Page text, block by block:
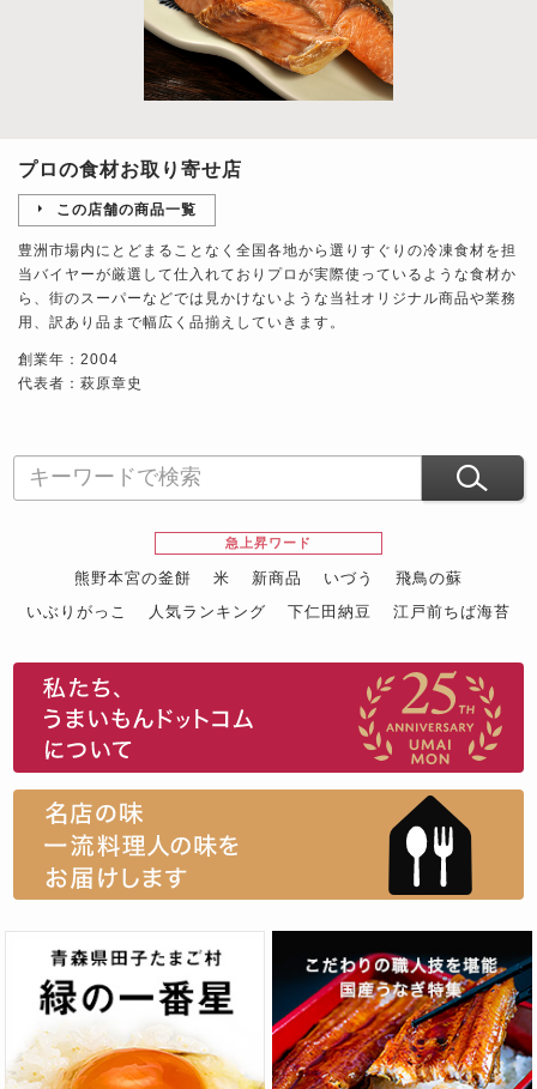
プロの食材お取り寄せ店
この店舗の商品一覧
豊洲市場内にとどまることなく全国各地から選りすぐりの冷凍食材を担
当バイヤーが厳選して仕入れておりプロが実際使っているような食材か
ら、街のスーパーなどでは見かけないような当社オリジナル商品や業務
用、訳あり品まで幅広く品揃えしていきます。
創業年：2004
代表者：萩原章史
急上昇ワード
熊野本宮の釜餅 米 新商品 いづう
飛鳥の蘇
いぶりがっこ
人気ランキング 下仁田納豆
江戸前ちば海苔